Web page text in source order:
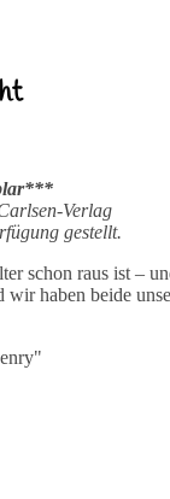
Verlag
gestellt.
schon raus ist –
haben beide